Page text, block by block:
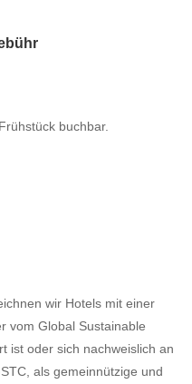
buchbar.
wir Hotels mit einer
vom Global Sustainable
ist oder sich nachweislich an
als gemeinnützige und